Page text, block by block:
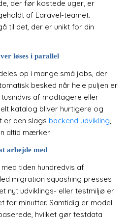
der før kostede uger, er
af Laravel-teamet.
til det, der er unikt for din
løses i parallel
op i mange små jobs, der
besked når hele puljen er
af modtagere eller
katalog bliver hurtigere og
er den slags backend udvikling,
altid mærker.
arbejde med
tiden hundredvis af
migration squashing presses
nyt udviklings- eller testmiljø er
for minutter. Samtidig er model
hvilket gør testdata